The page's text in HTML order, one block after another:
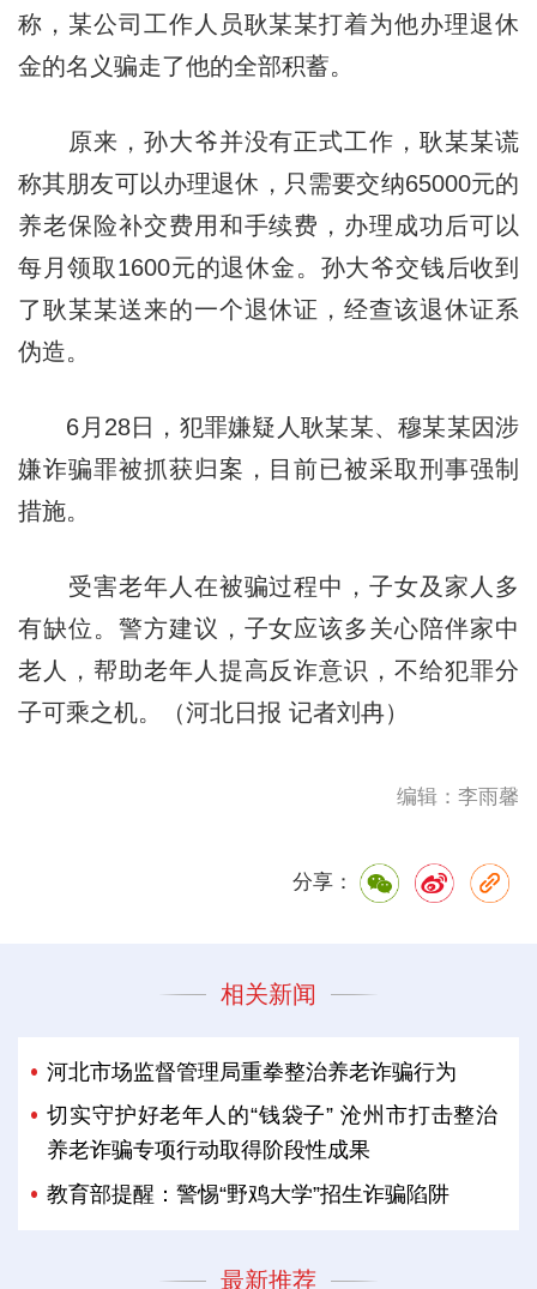
称，某公司工作人员耿某某打着为他办理退休
金的名义骗走了他的全部积蓄。
原来，孙大爷并没有正式工作，耿某某谎
称其朋友可以办理退休，只需要交纳65000元的
养老保险补交费用和手续费，办理成功后可以
每月领取1600元的退休金。孙大爷交钱后收到
了耿某某送来的一个退休证，经查该退休证系
伪造。
6月28日，犯罪嫌疑人耿某某、穆某某因涉
嫌诈骗罪被抓获归案，目前已被采取刑事强制
措施。
受害老年人在被骗过程中，子女及家人多
有缺位。警方建议，子女应该多关心陪伴家中
老人，帮助老年人提高反诈意识，不给犯罪分
子可乘之机。（河北日报 记者刘冉）
编辑：李雨馨
分享：
相关新闻
河北市场监督管理局重拳整治养老诈骗行为
切实守护好老年人的“钱袋子” 沧州市打击整治
养老诈骗专项行动取得阶段性成果
教育部提醒：警惕“野鸡大学”招生诈骗陷阱
最新推荐